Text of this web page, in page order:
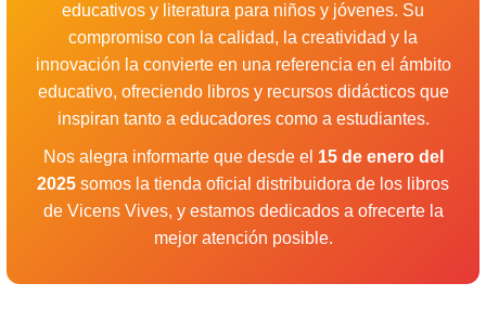
educativos y literatura para niños y jóvenes. Su
compromiso con la calidad, la creatividad y la
innovación la convierte en una referencia en el ámbito
educativo, ofreciendo libros y recursos didácticos que
inspiran tanto a educadores como a estudiantes.
Nos alegra informarte que desde el 15 de enero del
2025 somos la tienda oficial distribuidora de los libros
de Vicens Vives, y estamos dedicados a ofrecerte la
mejor atención posible.